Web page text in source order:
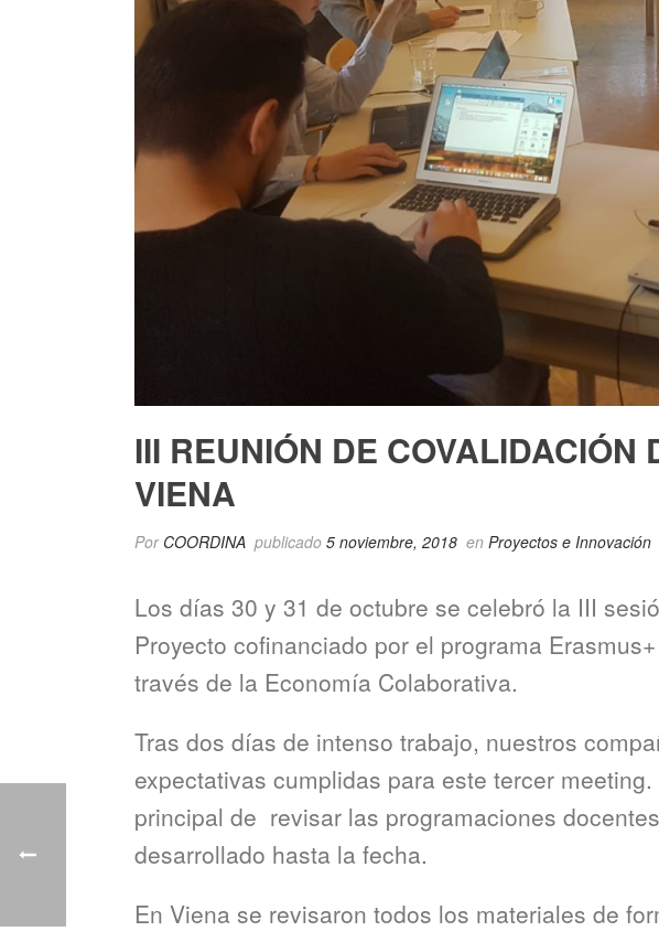
III REUNIÓN DE
VIENA
Por COORDINA publicado 5 noviembre, 2018 en Proyectos e Innovación
Los días 30 y 31 de octubre se celebró la III
Proyecto cofinanciado por el programa
través de la Economía Colaborativa.
Tras dos días de intenso trabajo, nuestros
expectativas cumplidas para este tercer
principal de revisar las programaciones
desarrollado hasta la fecha.
En Viena se revisaron todos los materiales de